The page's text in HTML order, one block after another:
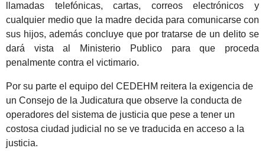
llamadas telefónicas, cartas, correos electrónicos y
cualquier medio que la madre decida para comunicarse con
sus hijos, además concluye que por tratarse de un delito se
dará vista al Ministerio Publico para que proceda
penalmente contra el victimario.
Por su parte el equipo del CEDEHM reitera la exigencia de
un Consejo de la Judicatura que observe la conducta de
operadores del sistema de justicia que pese a tener un
costosa ciudad judicial no se ve traducida en acceso a la
justicia.